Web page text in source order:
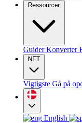
Ressourcer
GuiderKonverter
NFT
Vigtigste Gå på
English